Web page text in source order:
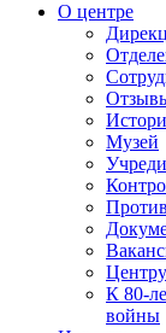
О центре
Музей
К 80-
войны